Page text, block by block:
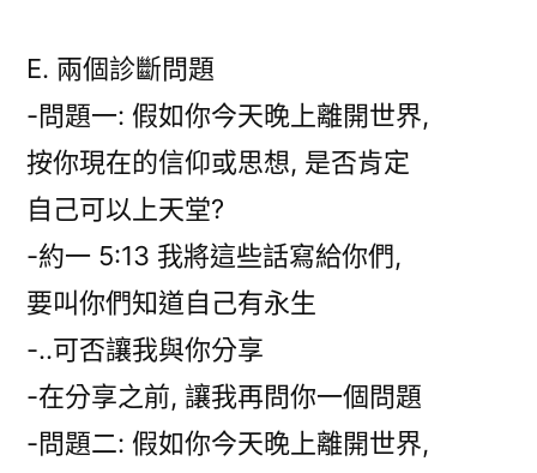
E. 兩個診斷問題
-問題一: 假如你今天晚上離開世界,
按你現在的信仰或思想, 是否肯定
自己可以上天堂?
-約一 5:13 我將這些話寫給你們,
要叫你們知道自己有永生
-..可否讓我與你分享
-在分享之前, 讓我再問你一個問題
-問題二: 假如你今天晚上離開世界,